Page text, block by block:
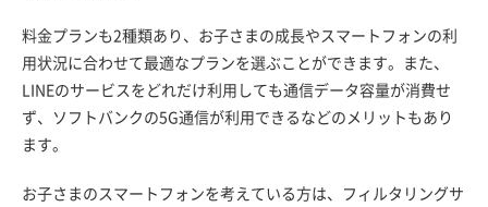
料金プランも2種類あり、お子さまの成長やスマートフォンの利
用状況に合わせて最適なプランを選ぶことができます。また、
LINEのサービスをどれだけ利用しても通信データ容量が消費せ
ず、ソフトバンクの5G通信が利用できるなどのメリットもあり
ます。
お子さまのスマートフォンを考えている方は、フィルタリングサ